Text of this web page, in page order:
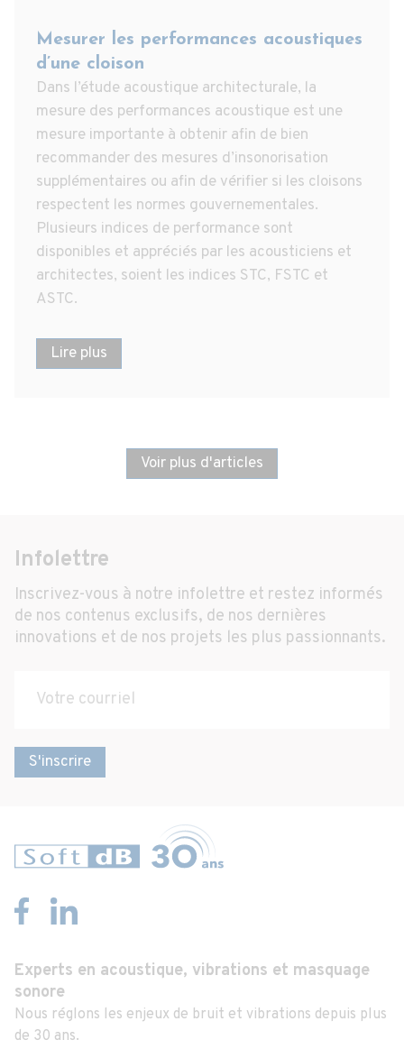
Mesurer les performances acoustiques
d’une cloison
Dans l’étude acoustique architecturale, la
mesure des performances acoustique est une
mesure importante à obtenir afin de bien
recommander des mesures d’insonorisation
supplémentaires ou afin de vérifier si les cloisons
respectent les normes gouvernementales.
Plusieurs indices de performance sont
disponibles et appréciés par les acousticiens et
architectes, soient les indices STC, FSTC et
ASTC.
Lire plus
Voir plus d'articles
Experts en acoustique, vibrations et masquage
sonore
Nous réglons les enjeux de bruit et vibrations depuis plus
de 30 ans.
Infolettre
Inscrivez-vous à notre infolettre et restez informés
de nos contenus exclusifs, de nos dernières
innovations et de nos projets les plus passionnants.
S'inscrire